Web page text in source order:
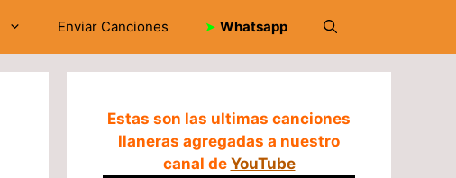
Enviar Canciones ➤ Whatsapp
Estas son las ultimas canciones
llaneras agregadas a nuestro
canal de YouTube